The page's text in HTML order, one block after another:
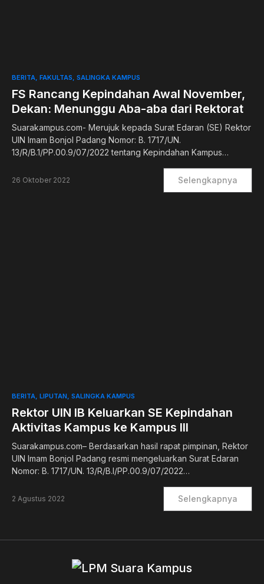
0
BERITA FAKULTAS SALINGKA KAMPUS
FS Rancang Kepindahan Awal November,
Dekan: Menunggu Aba-aba dari Rektorat
Suarakampus.com- Merujuk kepada Surat Edaran (SE) Rektor
UIN Imam Bonjol Padang Nomor: B. 1717/UN.
13/R/B.1/PP.00.9/07/2022 tentang Kepindahan Kampus…
26 Oktober 2022 Selengkapnya
0
BERITA LIPUTAN SALINGKA KAMPUS
Rektor UIN IB Keluarkan SE Kepindahan
Aktivitas Kampus ke Kampus III
Suarakampus.com– Berdasarkan hasil rapat pimpinan, Rektor
UIN Imam Bonjol Padang resmi mengeluarkan Surat Edaran
Nomor: B. 1717/UN. 13/R/B.I/PP.00.9/07/2022…
2 Agustus 2022 Selengkapnya